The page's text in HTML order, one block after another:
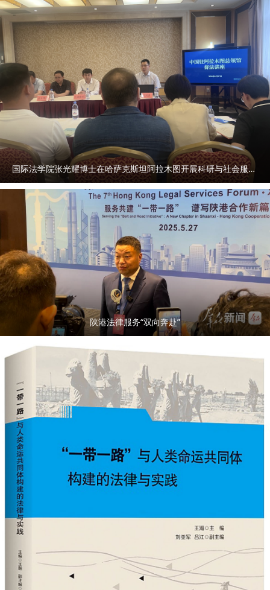
国际法学院张光耀博士在哈萨克斯坦阿拉木图开展科研与社会服务活动
陕港法律服务“双向奔赴”